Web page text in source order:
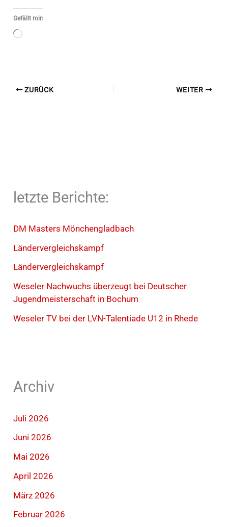
letzte Berichte:
DM Masters Mönchengladbach
Ländervergleichskampf
Ländervergleichskampf
Weseler Nachwuchs überzeugt bei Deutscher
Jugendmeisterschaft in Bochum
Weseler TV bei der LVN-Talentiade U12 in Rhede
Archiv
Juli 2026
Juni 2026
Mai 2026
April 2026
März 2026
Februar 2026
Gefällt mir:
Wird
ZURÜCK WEITER